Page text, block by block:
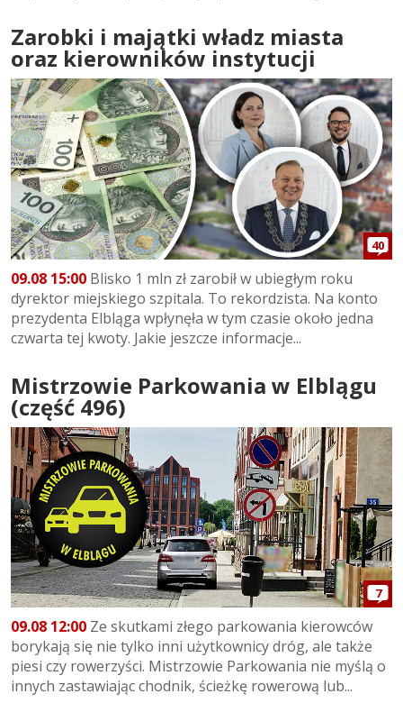
Zarobki i majątki władz miasta
oraz kierowników instytucji
40
09.08 15:00 Blisko 1 mln zł zarobił w ubiegłym roku
dyrektor miejskiego szpitala. To rekordzista. Na konto
prezydenta Elbląga wpłynęła w tym czasie około jedna
czwarta tej kwoty. Jakie jeszcze informacje...
Mistrzowie Parkowania w Elblągu
(część 496)
7
09.08 12:00 Ze skutkami złego parkowania kierowców
borykają się nie tylko inni użytkownicy dróg, ale także
piesi czy rowerzyści. Mistrzowie Parkowania nie myślą o
innych zastawiając chodnik, ścieżkę rowerową lub...